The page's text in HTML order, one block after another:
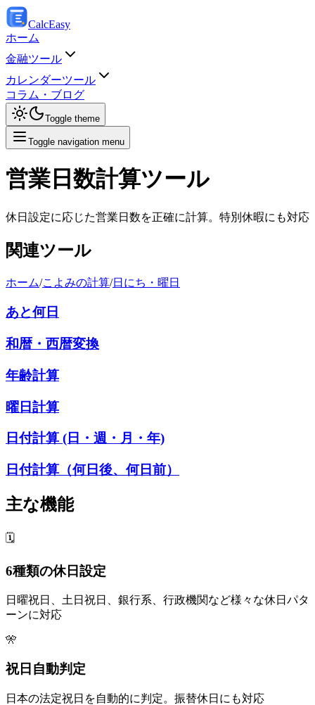
CalcEasy
ホーム
金融ツール
カレンダーツール
コラム・ブログ
Toggle theme
Toggle navigation menu
営業日数計算ツール
休日設定に応じた営業日数を正確に計算。特別休暇にも対応
関連ツール
ホーム/こよみの計算/日にち・曜日
あと何日
和暦・西暦変換
年齢計算
曜日計算
日付計算 (日・週・月・年)
日付計算（何日後、何日前）
主な機能
🗓️
6種類の休日設定
日曜祝日、土日祝日、銀行系、行政機関など様々な休日パタ
ーンに対応
🎌
祝日自動判定
日本の法定祝日を自動的に判定。振替休日にも対応